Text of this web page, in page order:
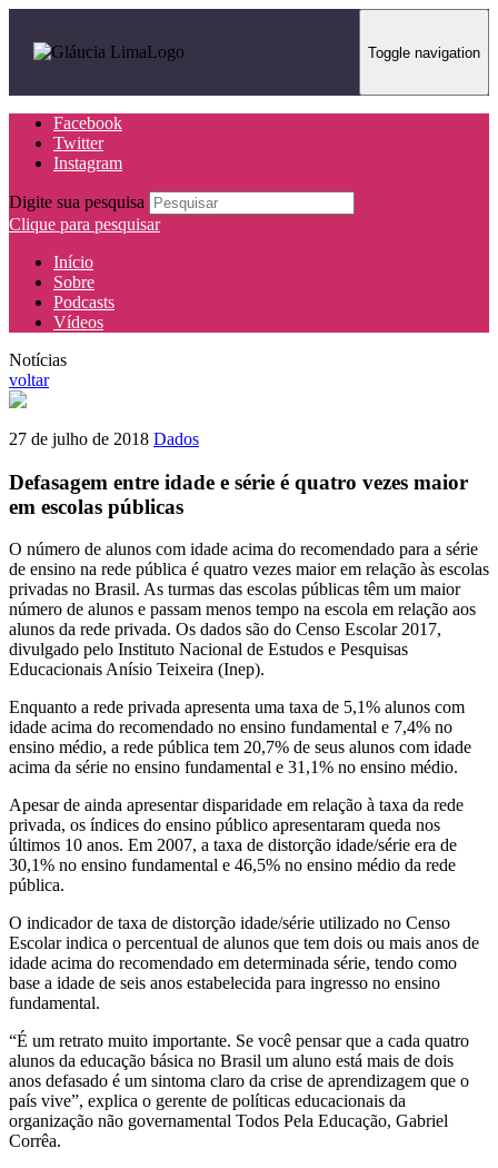
Toggle navigation
Facebook
Twitter
Instagram
Digite sua pesquisa
Clique para pesquisar
Início
Sobre
Podcasts
Vídeos
Notícias
voltar
27 de julho de 2018 Dados
Defasagem entre idade e série é quatro vezes maior
em escolas públicas
O número de alunos com idade acima do recomendado para a série
de ensino na rede pública é quatro vezes maior em relação às escolas
privadas no Brasil. As turmas das escolas públicas têm um maior
número de alunos e passam menos tempo na escola em relação aos
alunos da rede privada. Os dados são do Censo Escolar 2017,
divulgado pelo Instituto Nacional de Estudos e Pesquisas
Educacionais Anísio Teixeira (Inep).
Enquanto a rede privada apresenta uma taxa de 5,1% alunos com
idade acima do recomendado no ensino fundamental e 7,4% no
ensino médio, a rede pública tem 20,7% de seus alunos com idade
acima da série no ensino fundamental e 31,1% no ensino médio.
Apesar de ainda apresentar disparidade em relação à taxa da rede
privada, os índices do ensino público apresentaram queda nos
últimos 10 anos. Em 2007, a taxa de distorção idade/série era de
30,1% no ensino fundamental e 46,5% no ensino médio da rede
pública.
O indicador de taxa de distorção idade/série utilizado no Censo
Escolar indica o percentual de alunos que tem dois ou mais anos de
idade acima do recomendado em determinada série, tendo como
base a idade de seis anos estabelecida para ingresso no ensino
fundamental.
“É um retrato muito importante. Se você pensar que a cada quatro
alunos da educação básica no Brasil um aluno está mais de dois
anos defasado é um sintoma claro da crise de aprendizagem que o
país vive”, explica o gerente de políticas educacionais da
organização não governamental Todos Pela Educação, Gabriel
Corrêa.